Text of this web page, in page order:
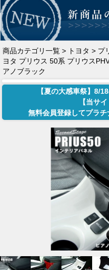
商品カテゴリ一覧 > トヨタ > プ
ヨタ プリウス 50系 プリウス
アノブラック
【夏の大感車祭】8/
【当サ
無料会員登録してプラ